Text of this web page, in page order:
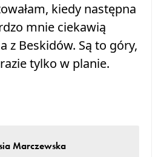
kiedy następna
mnie ciekawią
z Beskidów. Są to góry,
tylko w planie.
Marczewska